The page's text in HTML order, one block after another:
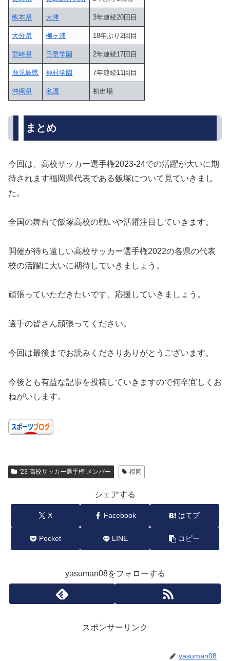
熊本県 大津 3年連続20回目
大分県 柳ヶ浦 18年ぶり2回目
宮崎県 日章学園 2年連続17回目
鹿児島県 神村学園 7年連続11回目
沖縄県 名護 初出場
まとめ
今回は、高校サッカー選手権2023-24での活躍が大いに期
待されます福岡県代表である飯塚について見ていきまし
た。
全国の舞台で飯塚高校の戦いや活躍注目していきます。
開催が待ち遠しい高校サッカー選手権2022の各県の代表
校の活躍に大いに期待していきましょう。
頑張っていただきたいです、応援していきましょう。
選手の皆さん頑張ってください。
今回は最後までお読みくださりありがとうございます。
今後とも有益な記事を投稿していきますので何卒宜しくお
ねがいします。
'23 高校サッカー選手権 メンバー 福岡
シェアする
X Facebook はてブ
Pocket LINE コピー
yasuman08をフォローする
スポンサーリンク
yasuman08